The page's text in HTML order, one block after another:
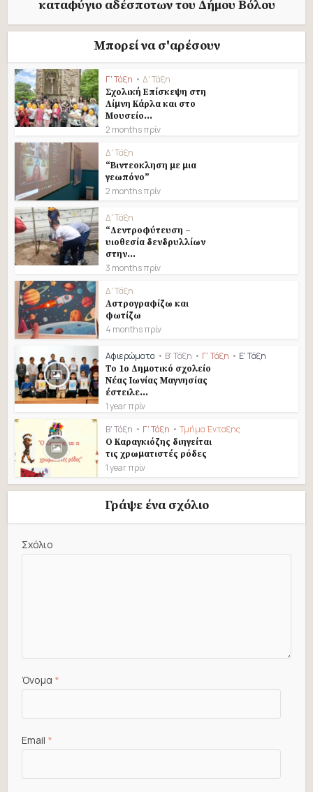
καταφύγιο αδέσποτων του Δήμου Βόλου
Μπορεί να σ'αρέσουν
Γ' Τάξη • Δ' Τάξη
Σχολική Επίσκεψη στη
Λίμνη Κάρλα και στο
Μουσείο...
2 months πρίν
Δ' Τάξη
“Βιντεοκληση με μια
γεωπόνο”
2 months πρίν
Δ' Τάξη
“Δεντροφύτευση –
υιοθεσία δενδρυλλίων
στην...
3 months πρίν
Δ' Τάξη
Αστρογραφίζω και
φωτίζω
4 months πρίν
Αφιερώματα • Β' Τάξη • Γ' Τάξη • Ε' Τάξη
Το 1ο Δημοτικό σχολείο
Νέας Ιωνίας Μαγνησίας
έστειλε...
1 year πρίν
Β' Τάξη • Γ' Τάξη • Τμήμα Ένταξης
Ο Καραγκιόζης διηγείται
τις χρωματιστές ρόδες
1 year πρίν
Γράψε ένα σχόλιο
Σχόλιο
Όνομα *
Email *